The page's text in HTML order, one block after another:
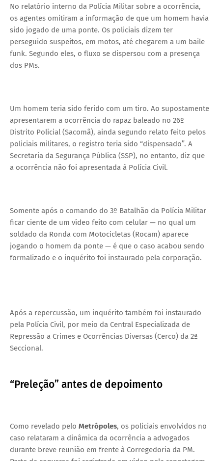
No relatório interno da Polícia Militar sobre a ocorrência,
os agentes omitiram a informação de que um homem havia
sido jogado de uma ponte. Os policiais dizem ter
perseguido suspeitos, em motos, até chegarem a um baile
funk. Segundo eles, o fluxo se dispersou com a presença
dos PMs.
Um homem teria sido ferido com um tiro. Ao supostamente
apresentarem a ocorrência do rapaz baleado no 26º
Distrito Policial (Sacomã), ainda segundo relato feito pelos
policiais militares, o registro teria sido “dispensado”. A
Secretaria da Segurança Pública (SSP), no entanto, diz que
a ocorrência não foi apresentada à Polícia Civil.
Somente após o comando do 3º Batalhão da Polícia Militar
ficar ciente de um vídeo feito com celular — no qual um
soldado da Ronda com Motocicletas (Rocam) aparece
jogando o homem da ponte — é que o caso acabou sendo
formalizado e o inquérito foi instaurado pela corporação.
Após a repercussão, um inquérito também foi instaurado
pela Polícia Civil, por meio da Central Especializada de
Repressão a Crimes e Ocorrências Diversas (Cerco) da 2ª
Seccional.
“Preleção” antes de depoimento
Como revelado pelo Metrópoles, os policiais envolvidos no
caso relataram a dinâmica da ocorrência a advogados
durante breve reunião em frente à Corregedoria da PM.